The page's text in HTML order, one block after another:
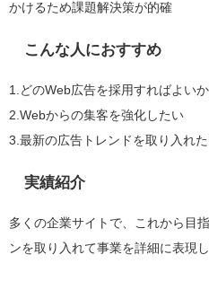
かけるため課題解決策が的確
こんな人におすすめ
1.どのWeb広告を採用すればよい
2.Webからの集客を強化したい
3.最新の広告トレンドを取り入れ
実績紹介
多くの企業サイトで、これから目
ンを取り入れて事業を詳細に表現し